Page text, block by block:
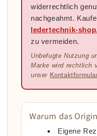
widerrechtlich
nachgeahmt.
ledertechnik-
zu vermeiden.
Unbefugte Nutzung
Marke wird rechtlich
unser
Warum das
Eigene